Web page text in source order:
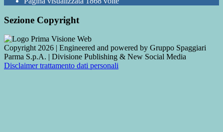
Sezione Copyright
Copyright 2026 | Engineered and powered by Gruppo Spaggiari
Parma S.p.A. | Divisione Publishing & New Social Media
Disclaimer trattamento dati personali